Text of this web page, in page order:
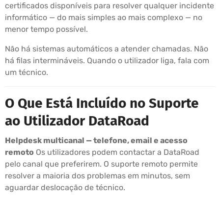
certificados disponíveis para resolver qualquer incidente
informático — do mais simples ao mais complexo — no
menor tempo possível.
Não há sistemas automáticos a atender chamadas. Não
há filas intermináveis. Quando o utilizador liga, fala com
um técnico.
O Que Está Incluído no Suporte
ao Utilizador DataRoad
Helpdesk multicanal — telefone, email e acesso
remoto Os utilizadores podem contactar a DataRoad
pelo canal que preferirem. O suporte remoto permite
resolver a maioria dos problemas em minutos, sem
aguardar deslocação de técnico.